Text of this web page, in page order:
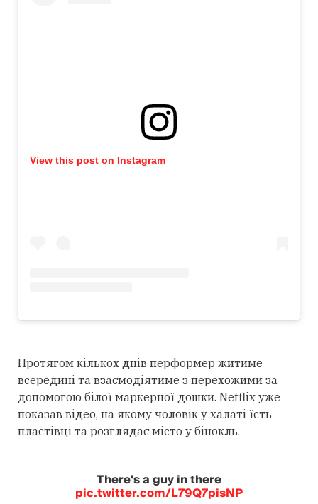
View this post on Instagram
Протягом кількох днів перформер житиме
всередині та взаємодіятиме з перехожими за
допомогою білої маркерної дошки. Netflix уже
показав відео, на якому чоловік у халаті їсть
пластівці та розглядає місто у бінокль.
There's a guy in there
pic.twitter.com/L79Q7pisNP